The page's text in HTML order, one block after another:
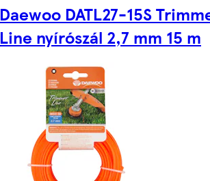
Daewoo DATL27-15S
Line nyírószál 2,7 mm 15 m